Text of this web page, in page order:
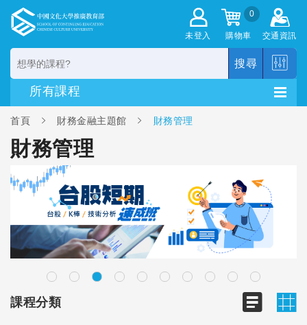
未登入
0
購物車 交通資訊
搜尋
首頁 財務金融主題館 財務管理
財務管理
課程分類